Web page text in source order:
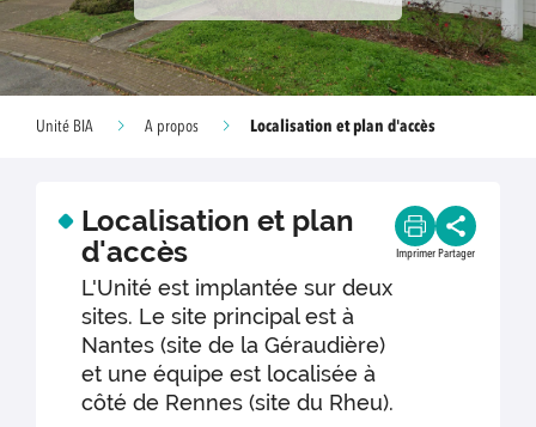
Unité BIA A propos Localisation et plan d'accès
Localisation et plan
d'accès
L'Unité est implantée sur deux
sites. Le site principal est à
Nantes (site de la Géraudière)
et une équipe est localisée à
côté de Rennes (site du Rheu).
Imprimer Partager